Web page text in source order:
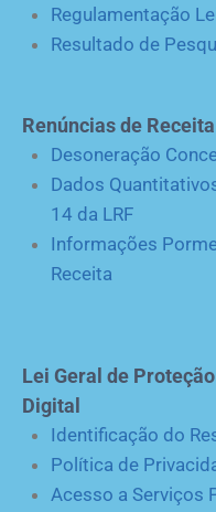
Regulamentação
Resultado de
Renúncias de Receita
Desoneração
Dados
14 da LRF
Informações
Receita
Lei Geral de
Digital
Identificação do
Política de
Acesso a Serviços